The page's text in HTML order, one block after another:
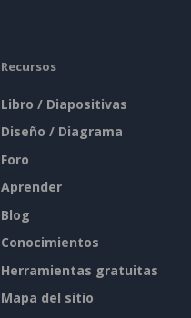
Recursos
Libro / Diapositivas
Diseño / Diagrama
Foro
Aprender
Blog
Conocimientos
Herramientas gratuitas
Mapa del sitio